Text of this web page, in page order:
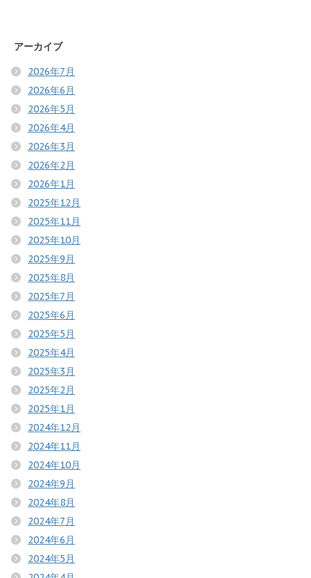
アーカイブ
2026年7月
2026年6月
2026年5月
2026年4月
2026年3月
2026年2月
2026年1月
2025年12月
2025年11月
2025年10月
2025年9月
2025年8月
2025年7月
2025年6月
2025年5月
2025年4月
2025年3月
2025年2月
2025年1月
2024年12月
2024年11月
2024年10月
2024年9月
2024年8月
2024年7月
2024年6月
2024年5月